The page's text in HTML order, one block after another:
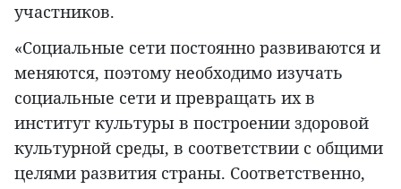
участников.
«Социальные сети постоянно развиваются и
меняются, поэтому необходимо изучать
социальные сети и превращать их в
институт культуры в построении здоровой
культурной среды, в соответствии с общими
целями развития страны. Соответственно,